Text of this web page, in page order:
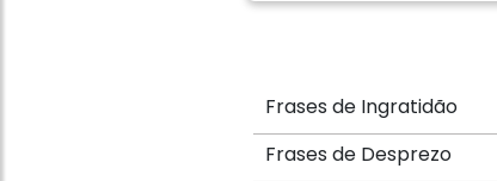
Frases de Ingratidão
Frases de Desprezo